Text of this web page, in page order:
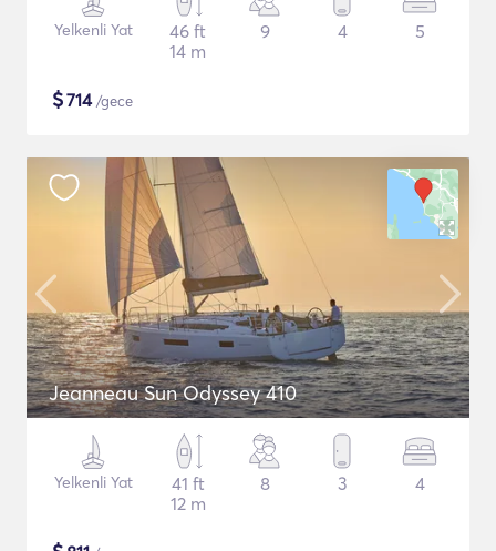
Yelkenli Yat
46 ft
14 m
9 4 5
$714/gece
Jeanneau Sun Odyssey 410
Yelkenli Yat
41 ft
12 m
8 3 4